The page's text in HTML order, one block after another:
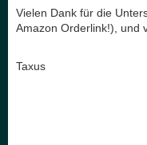
Vielen Dank für die
Amazon Orderlink!), und
Taxus